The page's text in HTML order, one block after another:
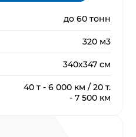
до 60 тонн
320 м3
340х347 см
40 т - 6 000 км / 20 т.
- 7 500 км